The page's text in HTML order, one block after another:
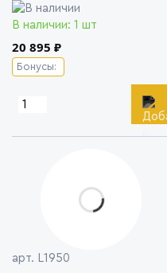
Shine Systems
В наличии: 1 шт
20 895 ₽
Бонусы:
арт. L1950